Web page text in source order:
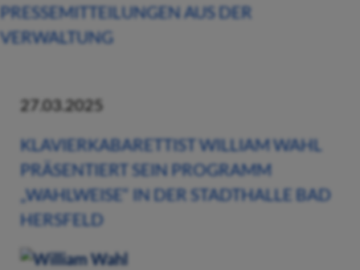
PRESSEMITTEILUNGEN AUS DER
VERWALTUNG
27.03.2025
KLAVIERKABARETTIST WILLIAM WAHL
PRÄSENTIERT SEIN PROGRAMM
„WAHLWEISE“ IN DER STADTHALLE BAD
HERSFELD